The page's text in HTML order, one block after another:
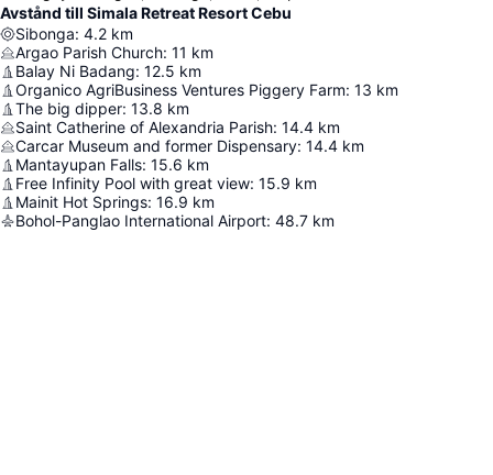
Avstånd till Simala Retreat Resort Cebu
Sibonga: 4.2 km
Argao Parish Church: 11 km
Balay Ni Badang: 12.5 km
Organico AgriBusiness Ventures Piggery Farm: 13 km
The big dipper: 13.8 km
Saint Catherine of Alexandria Parish: 14.4 km
Carcar Museum and former Dispensary: 14.4 km
Mantayupan Falls: 15.6 km
Free Infinity Pool with great view: 15.9 km
Mainit Hot Springs: 16.9 km
Bohol-Panglao International Airport: 48.7 km